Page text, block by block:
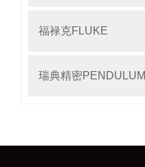
福禄克FLUKE
瑞典精密PENDULUM